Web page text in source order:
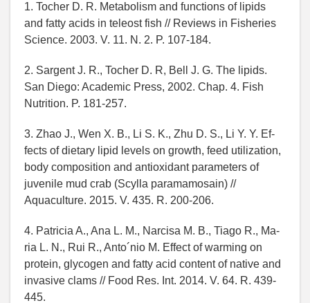
1. Tocher D. R. Metabolism and functions of lipids
and fatty acids in teleost fish // Reviews in Fisheries
Science. 2003. V. 11. N. 2. P. 107-184.
2. Sargent J. R., Tocher D. R, Bell J. G. The lipids.
San Diego: Academic Press, 2002. Chap. 4. Fish
Nutrition. P. 181-257.
3. Zhao J., Wen X. B., Li S. K., Zhu D. S., Li Y. Y. Ef-
fects of dietary lipid levels on growth, feed utilization,
body composition and antioxidant parameters of
juvenile mud crab (Scylla paramamosain) //
Aquaculture. 2015. V. 435. R. 200-206.
4. Patricia A., Ana L. M., Narcisa M. B., Tiago R., Ma-
ria L. N., Rui R., Anto´nio M. Effect of warming on
protein, glycogen and fatty acid content of native and
invasive clams // Food Res. Int. 2014. V. 64. R. 439-
445.